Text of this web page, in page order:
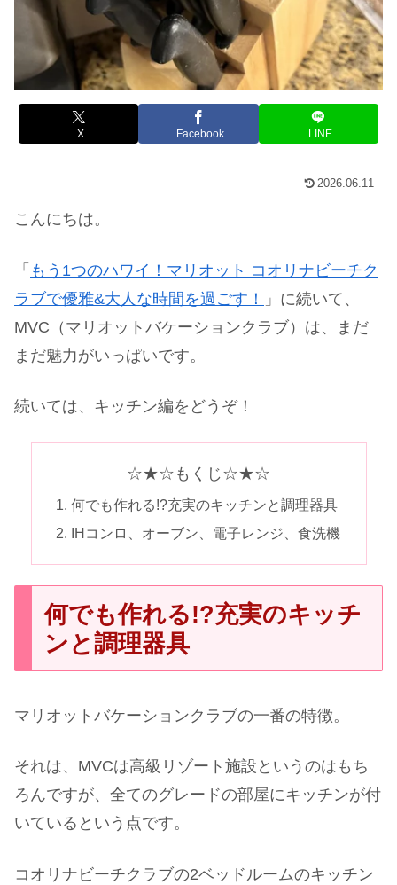
X Facebook LINE
2026.06.11
こんにちは。
「 もう1つのハワイ！マリオット コオリナビーチク
ラブで優雅&大人な時間を過ごす！
」に続いて、
MVC（マリオットバケーションクラブ）は、まだ
まだ魅力がいっぱいです。
続いては、キッチン編をどうぞ！
☆★☆もくじ☆★☆
何でも作れる!?充実のキッチンと調理器具
IHコンロ、オーブン、電子レンジ、食洗機
何でも作れる!?充実のキッチ
ンと調理器具
マリオットバケーションクラブの一番の特徴。
それは、MVCは高級リゾート施設というのはもち
ろんですが、全てのグレードの部屋にキッチンが付
いているという点です。
コオリナビーチクラブの2ベッドルームのキッチン